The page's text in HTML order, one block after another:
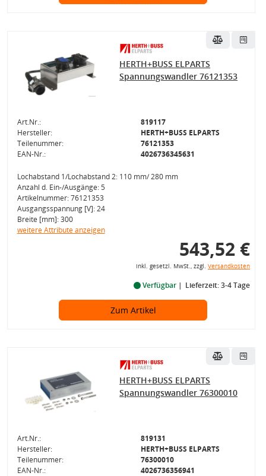
HERTH+BUSS ELPARTS
Spannungswandler 76121353
Art.Nr.:
819117
Hersteller:
HERTH+BUSS ELPARTS
Teilenummer:
76121353
EAN-Nr.:
4026736345631
Lochabstand 1/Lochabstand 2: 110 mm/ 280 mm
Anzahl d. Ein-/Ausgänge: 5
Artikelnummer: 76121353
Ausgangsspannung [V]: 24
Breite [mm]: 300
weitere Attribute anzeigen
543,52 €
inkl. gesetzl. MwSt., zzgl. Versandkosten
Verfügbar Lieferzeit: 3-4 Tage
Zum Artikel
HERTH+BUSS ELPARTS
Spannungswandler 76300010
Art.Nr.:
819131
Hersteller:
HERTH+BUSS ELPARTS
Teilenummer:
76300010
EAN-Nr.:
4026736356941